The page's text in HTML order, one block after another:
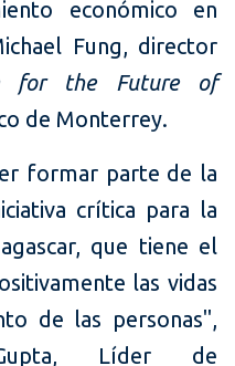
económico en
Fung, director
for the Future of
de Monterrey.
formar parte de la
crítica para la
que tiene el
las vidas
de las personas",
Líder de